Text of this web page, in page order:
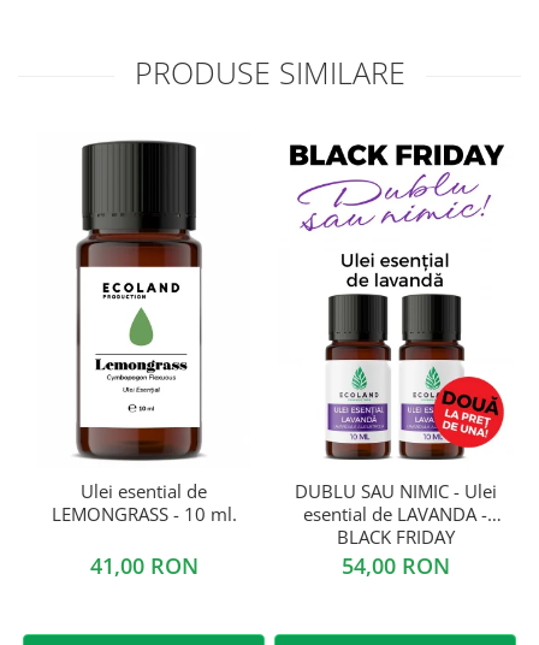
PRODUSE SIMILARE
Ulei esential de
LEMONGRASS - 10 ml.
41,00 RON
DUBLU SAU NIMIC - Ulei
esential de LAVANDA -
BLACK FRIDAY
54,00 RON